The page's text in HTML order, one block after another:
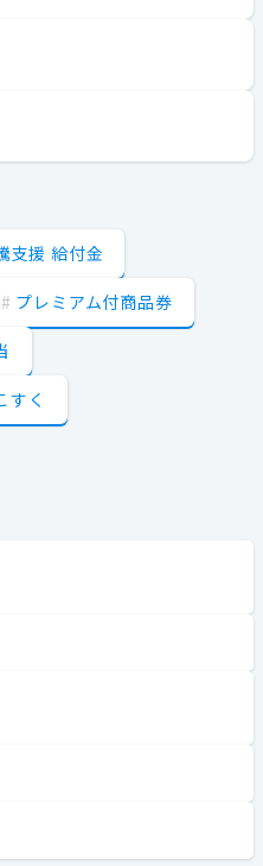
支援 給付金
プレミアム付商品券
すく